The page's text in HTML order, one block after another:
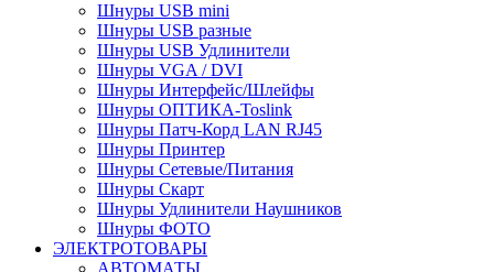
Шнуры USB mini
Шнуры USB разные
Шнуры USB Удлинители
Шнуры VGA / DVI
Шнуры Интерфейс/Шлейфы
Шнуры ОПТИКА-Toslink
Шнуры Патч-Корд LAN RJ45
Шнуры Принтер
Шнуры Сетевые/Питания
Шнуры Скарт
Шнуры Удлинители Наушников
Шнуры ФОТО
ЭЛЕКТРОТОВАРЫ
АВТОМАТЫ